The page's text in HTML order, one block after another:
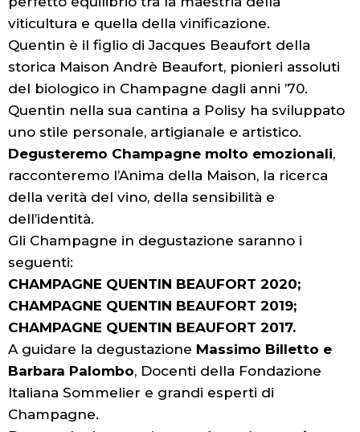
viticultura e quella della vinificazione.
Quentin è il figlio di Jacques Beaufort della
storica Maison Andrè Beaufort, pionieri assoluti
del biologico in Champagne dagli anni ’70.
Quentin nella sua cantina a Polisy ha sviluppato
uno stile personale, artigianale e artistico.
Degusteremo Champagne molto emozionali,
racconteremo l’Anima della Maison, la ricerca
della verità del vino, della sensibilità e
dell’identità.
Gli Champagne in degustazione saranno i
seguenti:
CHAMPAGNE QUENTIN BEAUFORT 2020;
CHAMPAGNE QUENTIN BEAUFORT 2019;
CHAMPAGNE QUENTIN BEAUFORT 2017.
A guidare la degustazione Massimo Billetto e
Barbara Palombo, Docenti della Fondazione
Italiana Sommelier e grandi esperti di
Champagne.